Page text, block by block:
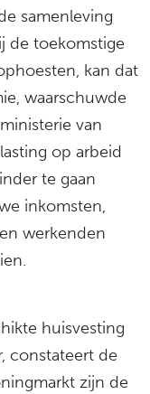
samenleving
de toekomstige
kan dat
waarschuwde
van
op arbeid
te gaan
inkomsten,
werkenden
huisvesting
constateert de
zijn de